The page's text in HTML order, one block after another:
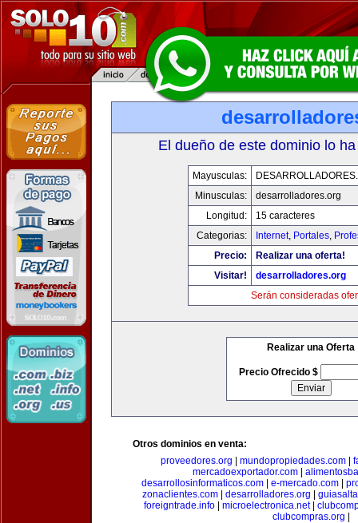
El dueño de este dominio lo
Mayusculas:
Minusculas:
desarrolladores.org
Longitud:
15 caracteres
Categorias:
Internet, Portales,
Precio:
Realizar una oferta!
Visitar!
desarrolladores.org
Serán consideradas
Realizar una Oferta
Precio Ofrecido $
Otros dominios en venta:
proveedores.org
mundopropiedades.com|
mercadoexportador.com|
desarrollosinformaticos.com| e-mercado.com|
zonaclientes.com| desarrolladores.org
foreigntrade.info
microelectronica.net|
clubcompras.org